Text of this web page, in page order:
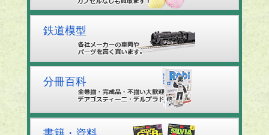
鉄道模型
分冊百科